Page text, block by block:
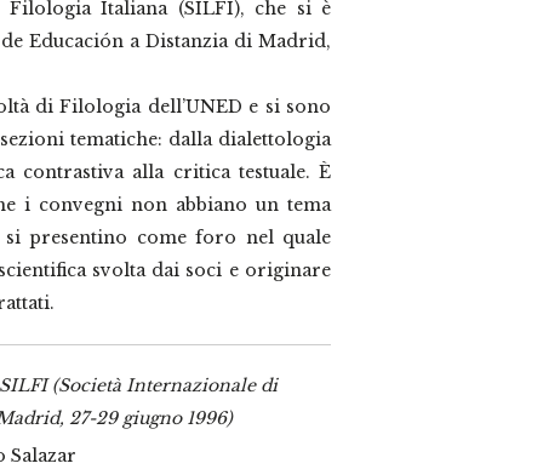
Italiana (SILFI), che si è
Educación a Distanzia di Madrid,
di Filologia dell’UNED e si sono
tematiche: dalla dialettologia
contrastiva alla critica testuale. È
i convegni non abbiano un tema
presentino come foro nel quale
svolta dai soci e originare
(Società Internazionale di
27-29 giugno 1996)
Salazar